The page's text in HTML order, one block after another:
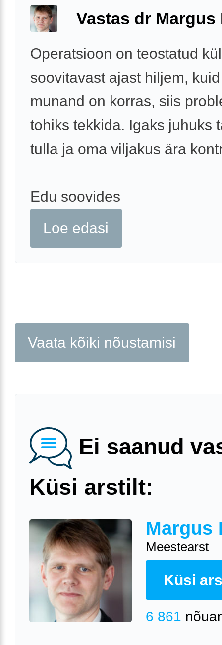
Vastas dr Margus
Operatsioon on teostatud
soovitavast ajast hiljem,
munand on korras, siis
tohiks tekkida. Igaks juhuks
tulla ja oma viljakus ära
Edu soovides
Loe edasi
Vaata kõiki nõustamisi
Ei saanud
Küsi arstilt:
Margus
Meestearst
Küsi
6 861